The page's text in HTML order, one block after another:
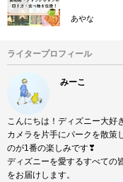
あやな
ライタープロフィール
みーこ
こんにちは！ディズニー大好
カメラを片手にパークを散策
のが1番の楽しみです❣
ディズニーを愛するすべての
をお届けします。